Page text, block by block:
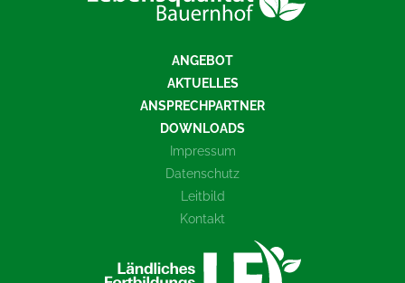
ANGEBOT
AKTUELLES
ANSPRECHPARTNER
DOWNLOADS
Impressum
Datenschutz
Leitbild
Kontakt